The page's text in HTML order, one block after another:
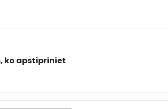
otrajā nedēļas nogalē uz
svin savu 849. dzimšanas dienu, un
augustam pilsēta būs piepildīta
ko apstipriniet